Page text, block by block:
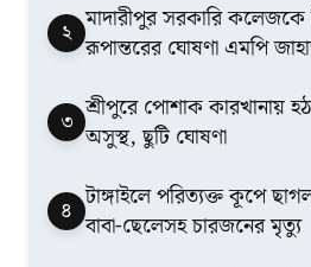
২ মাদারীপুর সরকারি কলেজকে
রূপান্তরের ঘোষণা এমপি
৩ শ্রীপুরে পোশাক কারখানায়
অসুস্থ, ছুটি ঘোষণা
৪ টাঙ্গাইলে পরিত্যক্ত কূপে
বাবা-ছেলেসহ চারজনের মৃত্যু